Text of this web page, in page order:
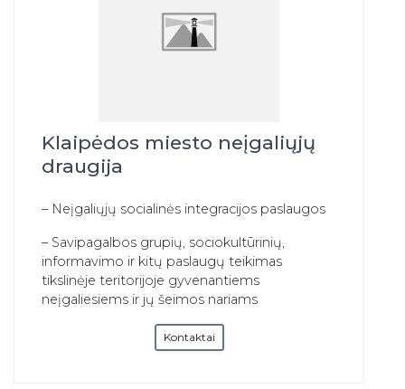
Klaipėdos miesto neįgaliųjų
draugija
– Neįgaliųjų socialinės integracijos paslaugos
– Savipagalbos grupių, sociokultūrinių,
informavimo ir kitų paslaugų teikimas
tikslinėje teritorijoje gyvenantiems
neįgaliesiems ir jų šeimos nariams
Kontaktai